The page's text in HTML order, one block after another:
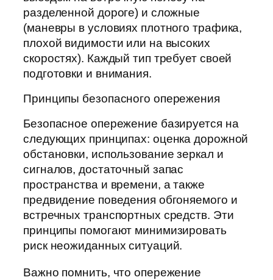
разделенной дороге) и сложные
(маневры в условиях плотного трафика,
плохой видимости или на высоких
скоростях). Каждый тип требует своей
подготовки и внимания.
Принципы безопасного опережения
Безопасное опережение базируется на
следующих принципах: оценка дорожной
обстановки, использование зеркал и
сигналов, достаточный запас
пространства и времени, а также
предвидение поведения обгоняемого и
встречных транспортных средств. Эти
принципы помогают минимизировать
риск неожиданных ситуаций.
Важно помнить, что опережение